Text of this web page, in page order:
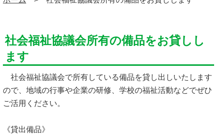
社会福祉協議会所有の備品をお貸しし
ます
社会福祉協議会で所有している備品を貸し出しいたします
ので、地域の行事や企業の研修、学校の福祉活動などでぜひ
ご活用ください。
《貸出備品》